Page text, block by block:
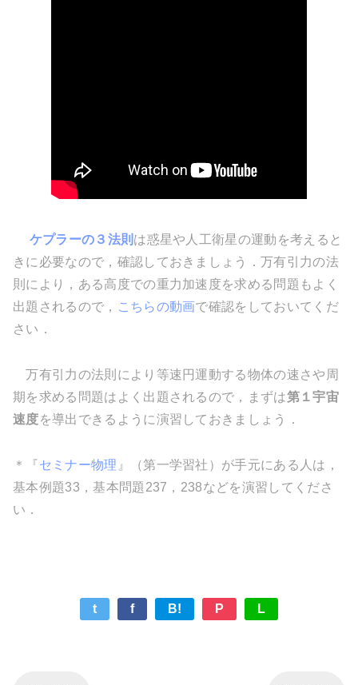
ケプラーの３法則 は惑星や人工衛星の運動を考えると
きに必要なので，確認しておきましょう．万有引力の法
則により，ある高度での重力加速度を求める問題もよく
出題されるので， こちらの動画で確認をしておいてくだ
さい．
万有引力の法則により等速円運動する物体の速さや周
期を求める問題はよく出題されるので，まずは第１宇宙
速度を導出できるように演習しておきましょう．
＊『 セミナー物理 』（第一学習社）が手元にある人は，
基本例題33，基本問題237，238などを演習してくださ
い．
t f B! P L